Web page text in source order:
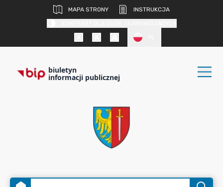
MAPA STRONY
INSTRUKCJA
biuletyn
informacji publicznej